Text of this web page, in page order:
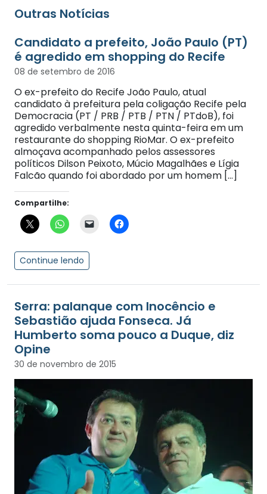
Outras Notícias
Candidato a prefeito, João Paulo (PT)
é agredido em shopping do Recife
08 de setembro de 2016
O ex-prefeito do Recife João Paulo, atual
candidato à prefeitura pela coligação Recife pela
Democracia (PT / PRB / PTB / PTN / PTdoB), foi
agredido verbalmente nesta quinta-feira em um
restaurante do shopping RioMar. O ex-prefeito
almoçava acompanhado pelos assessores
políticos Dilson Peixoto, Múcio Magalhães e Lígia
Falcão quando foi abordado por um homem […]
Compartilhe:
Continue lendo
Serra: palanque com Inocêncio e
Sebastião ajuda Fonseca. Já
Humberto soma pouco a Duque, diz
Opine
30 de novembro de 2015